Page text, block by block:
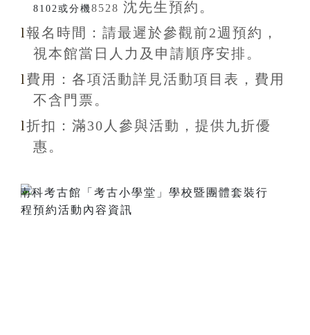
8102或分機8528 沈先生預約。
l報名 時間： 請最遲於參觀前2週預約，
視本館當日人力及申請順序安排。
l 費用：各項活動詳見活動項目表，費用
不含 門票。
l折扣 ：滿30 人參與活動，提供九折優
惠 。